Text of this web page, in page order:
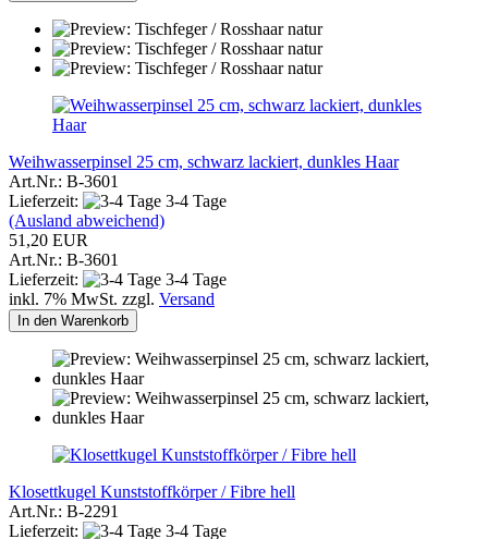
Weihwasserpinsel 25 cm, schwarz lackiert, dunkles Haar
Art.Nr.: B-3601
Lieferzeit:
3-4 Tage
(Ausland abweichend)
51,20 EUR
Art.Nr.: B-3601
Lieferzeit:
3-4 Tage
inkl. 7% MwSt. zzgl. Versand
In den Warenkorb
Klosettkugel Kunststoffkörper / Fibre hell
Art.Nr.: B-2291
Lieferzeit:
3-4 Tage